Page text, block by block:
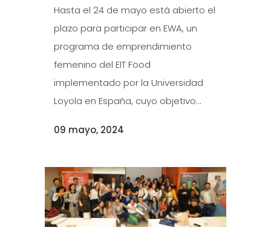
Hasta el 24 de mayo está abierto el
plazo para participar en EWA, un
programa de emprendimiento
femenino del EIT Food
implementado por la Universidad
Loyola en España, cuyo objetivo...
09 mayo, 2024